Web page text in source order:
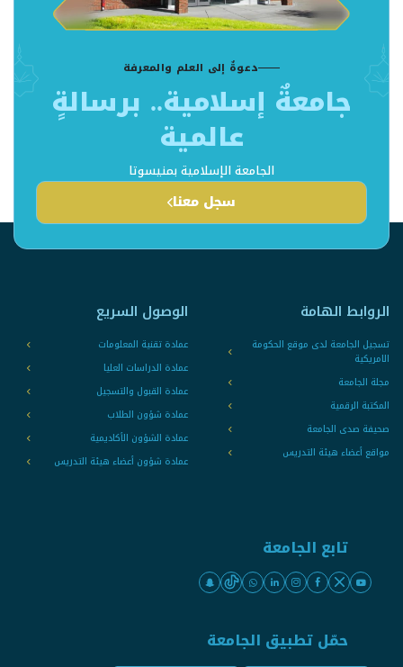
دعوةٌ إلى العلم والمعرفة
جامعةٌ إسلامية.. برسالةٍ
عالمية
الجامعة الإسلامية بمنيسوتا
سجل معنا
الروابط الهامة
تسجيل الجامعة لدى موقع الحكومة
الامريكية
مجلة الجامعة
المكتبة الرقمية
صحيفة صدى الجامعة
مواقع أعضاء هيئة التدريس
الوصول السريع
عمادة تقنية المعلومات
عمادة الدراسات العليا
عمادة القبول والتسجيل
عمادة شؤون الطلاب
عمادة الشؤون الأكاديمية
عمادة شؤون أعضاء هيئة التدريس
تابع الجامعة
حمّل تطبيق الجامعة